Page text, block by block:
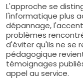
L'approche se
l'informatique plus
dépannage,
problèmes
d'éviter qu'ils ne se
pédagogique
témoignages
appel au service.